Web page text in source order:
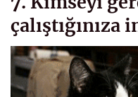
çalıştığınıza